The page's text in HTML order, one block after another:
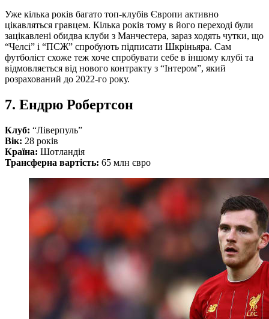
Уже кілька років багато топ-клубів Європи активно
цікавляться гравцем. Кілька років тому в його переході були
зацікавлені обидва клуби з Манчестера, зараз ходять чутки, що
“Челсі” і “ПСЖ” спробують підписати Шкріньяра. Сам
футболіст схоже теж хоче спробувати себе в іншому клубі та
відмовляється від нового контракту з “Інтером”, який
розрахований до 2022-го року.
7. Ендрю Робертсон
Клуб: “Ліверпуль”
Вік: 28 років
Країна: Шотландія
Трансферна вартість: 65 млн євро